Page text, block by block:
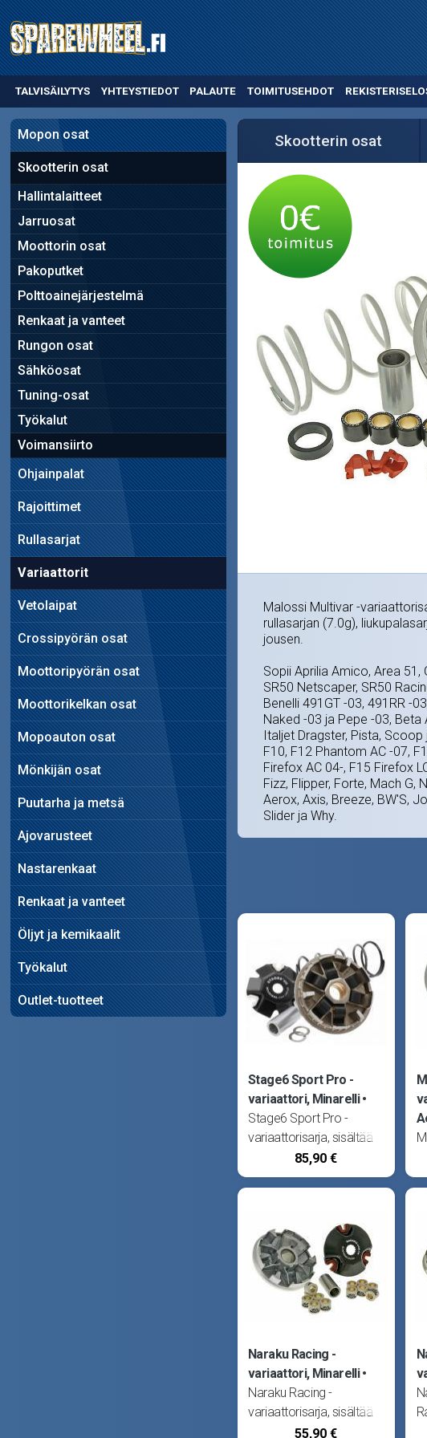
TALVISÄILYTYS YHTEYSTIEDOT PALAUTE TOIMITUSEHDOT
Mopon osat
Skootterin osat
Hallintalaitteet
Jarruosat
Moottorin osat
Pakoputket
Polttoainejärjestelmä
Renkaat ja vanteet
Rungon osat
Sähköosat
Tuning-osat
Työkalut
Voimansiirto
Ohjainpalat
Rajoittimet
Rullasarjat
Variaattorit
Vetolaipat
Crossipyörän osat
Moottoripyörän osat
Moottorikelkan osat
Mopoauton osat
Mönkijän osat
Puutarha ja metsä
Ajovarusteet
Nastarenkaat
Renkaat ja vanteet
Öljyt ja kemikaalit
Työkalut
Outlet-tuotteet
Skootterin osat
Malossi Multivar -
rullasarjan (7.0g),
jousen.
Sopii Aprilia Amico, Area 51,
SR50 Netscaper, SR50
Benelli 491GT -03, 491RR -
Naked -03 ja Pepe -03, Beta
Italjet Dragster, Pista, Scoop
F10, F12 Phantom AC -07,
Firefox AC 04-, F15 Firefox
Fizz, Flipper, Forte, Mach G,
Aerox, Axis, Breeze, BW'S,
Slider ja Why.
Stage6 Sport Pro -
variaattori, Minarelli
Stage6 Sport Pro -
variaattorisarja, sisältää
rullakupin, liukuholkin,
Ø16x13mm rullasarjan
vastapainejousen
(medium). Sarja on
optimoitu 50cc sylinterille
ja tehoputkelle. Voidaan
85,90 €
Naraku Racing -
variaattori, Minarelli
Naraku Racing -
variaattorisarja, sisältää
rullakupin, liukuholkin,
55,90 €